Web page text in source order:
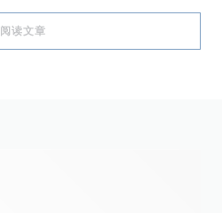
阅读文章((在新窗口中打开))